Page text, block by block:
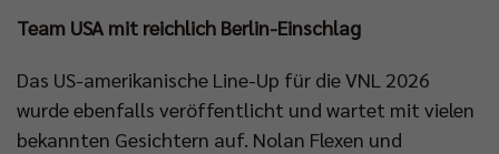
Team USA mit reichlich Berlin-Einschlag
Das US-amerikanische Line-Up für die VNL 2026
wurde ebenfalls veröffentlicht und wartet mit vielen
bekannten Gesichtern auf. Nolan Flexen und